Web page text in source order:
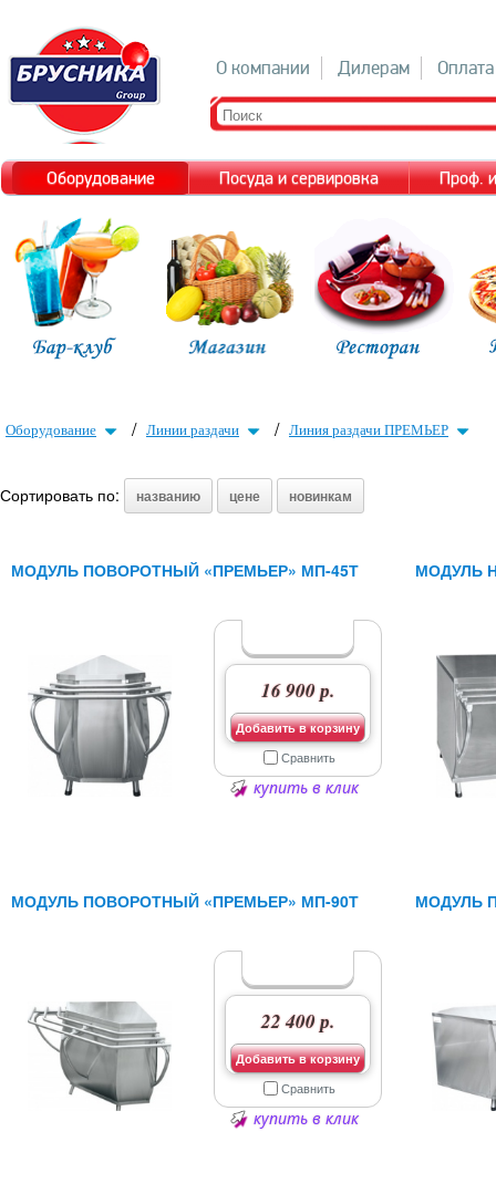
О компании Дилерам Оплата
Оборудование Посуда и сервировка Проф.
Оборудование / Линии раздачи / Линия раздачи ПРЕМЬЕР
Сортировать по: названию цене новинкам
МОДУЛЬ ПОВОРОТНЫЙ «ПРЕМЬЕР» МП-45Т
16 900 р.
Добавить в корзину
Сравнить
купить в клик
МОДУЛЬ
МОДУЛЬ ПОВОРОТНЫЙ «ПРЕМЬЕР» МП-90Т
22 400 р.
Добавить в корзину
Сравнить
купить в клик
МОДУЛЬ